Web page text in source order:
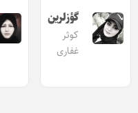
گؤزلرین
کوثر
غفاری